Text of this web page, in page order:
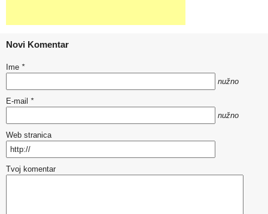
Novi Komentar
Ime *
nužno
E-mail *
nužno
Web stranica
Tvoj komentar